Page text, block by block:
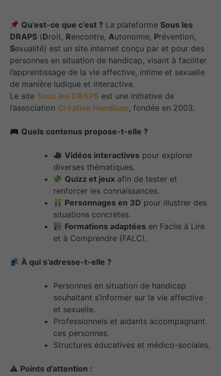
Qu’est-ce que c’est ? La plateforme Sous les
DRAPS (Droit, Rencontre, Autonomie, Prévention,
Sexualité) est un site internet conçu par et pour des
personnes en situation de handicap, visant à faciliter
l’apprentissage de la vie affective, intime et sexuelle
de manière ludique et interactive. ​
Le site Sous les DRAPS est une initiative de
l’association Créative Handicap, fondée en 2003.
Quels contenus propose-t-elle ?
Vidéos interactives pour explorer
diverses thématiques.
Quizz et jeux afin de tester et
renforcer les connaissances.
Personnages en 3D pour illustrer des
situations concrètes.
Formations adaptées en Facile à Lire
et à Comprendre (FALC).
À qui s’adresse-t-elle ?
Personnes en situation de handicap
souhaitant s’informer sur la vie affective
et sexuelle.
Professionnels et aidants accompagnant
ces personnes.
Structures éducatives et médico-sociales.
⚠ Points d’attention :